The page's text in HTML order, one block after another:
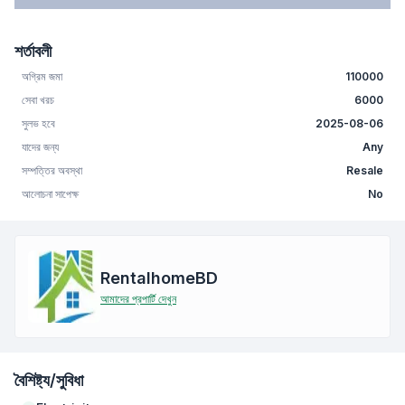
শর্তাবলী
অগ্রিম জমা
110000
সেবা খরচ
6000
সুলভ হবে
2025-08-06
যাদের জন্য
Any
সম্পত্তির অবস্থা
Resale
আলোচনা সাপেক্ষ
No
RentalhomeBD
আমাদের প্রপার্টি দেখুন
বৈশিষ্ট্য/সুবিধা